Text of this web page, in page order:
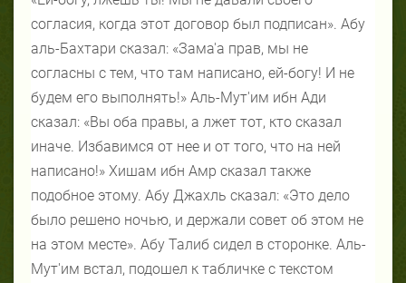
согласия, когда этот договор был подписан». Абу
аль-Бахтари сказал: «Зама'а прав, мы не
согласны с тем, что там написано, ей-богу! И не
будем его выполнять!» Аль-Мут'им ибн Ади
сказал: «Вы оба правы, а лжет тот, кто сказал
иначе. Избавимся от нее и от того, что на ней
написано!» Хишам ибн Амр сказал также
подобное этому. Абу Джахль сказал: «Это дело
было решено ночью, и держали совет об этом не
на этом месте». Абу Талиб сидел в сторонке. Аль-
Мут'им встал, подошел к табличке с текстом